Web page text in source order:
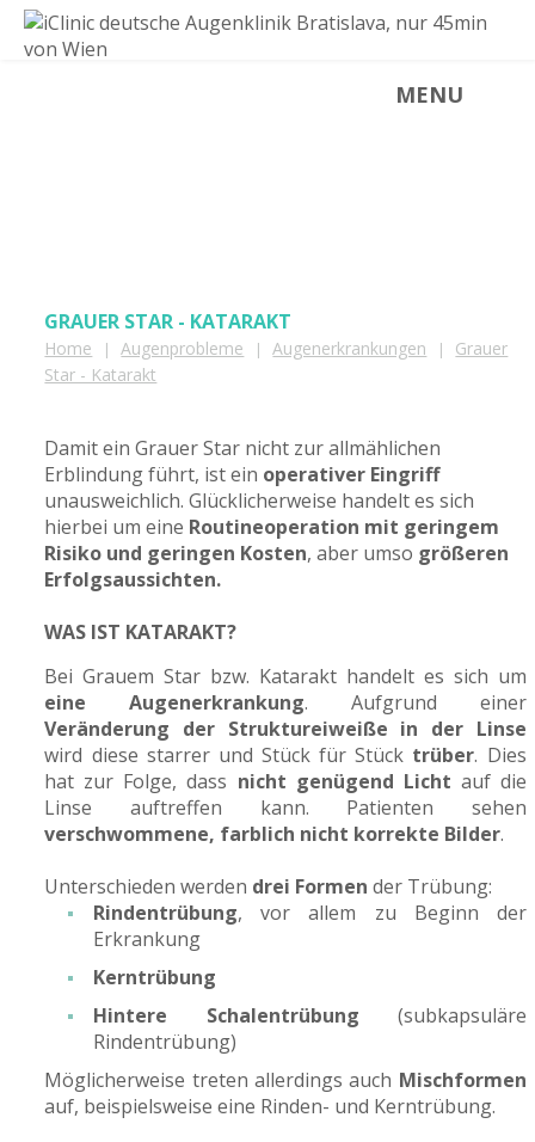
MENU
GRAUER STAR - KATARAKT
Home | Augenprobleme | Augenerkrankungen |
Grauer
Star - Katarakt
Damit ein Grauer Star nicht zur allmählichen
Erblindung führt, ist ein operativer Eingriff
unausweichlich. Glücklicherweise handelt es sich
hierbei um eine Routineoperation mit geringem
Risiko und geringen Kosten, aber umso größeren
Erfolgsaussichten.
WAS IST KATARAKT?
Bei Grauem Star bzw. Katarakt handelt es sich um
eine Augenerkrankung. Aufgrund einer
Veränderung der Struktureiweiße in der Linse
wird diese starrer und Stück für Stück trüber. Dies
hat zur Folge, dass nicht genügend Licht auf die
Linse auftreffen kann. Patienten sehen
verschwommene, farblich nicht korrekte Bilder.
Unterschieden werden drei Formen der Trübung:
Rindentrübung, vor allem zu Beginn der
Erkrankung
Kerntrübung
Hintere Schalentrübung (subkapsuläre
Rindentrübung)
Möglicherweise treten allerdings auch Mischformen
auf, beispielsweise eine Rinden- und Kerntrübung.